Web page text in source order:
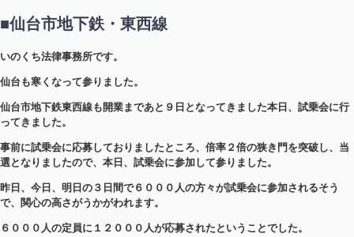
■仙台市地下鉄・東西線
いのくち法律事務所です。
仙台も寒くなって参りました。
仙台市地下鉄東西線も開業まであと９日となってきました本日、試乗会に行
ってきました。
事前に試乗会に応募しておりましたところ、倍率２倍の狭き門を突破し、当
選となりましたので、本日、試乗会に参加して参りました。
昨日、今日、明日の３日間で６０００人の方々が試乗会に参加されるそう
で、関心の高さがうかがわれます。
６０００人の定員に１２０００人が応募されたということでした。